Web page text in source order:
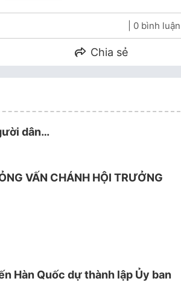
| 0 bình luận
Chia sẻ
dân…
VẤN CHÁNH HỘI TRƯỞNG
Hàn Quốc dự thành lập Ủy ban